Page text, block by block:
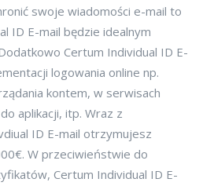
swoje wiadomości e-mail to
ID E-mail będzie idealnym
Certum Individual ID E-
logowania online np.
kontem, w serwisach
aplikacji, itp. Wraz z
ID E-mail otrzymujesz
W przeciwieństwie do
Certum Individual ID E-